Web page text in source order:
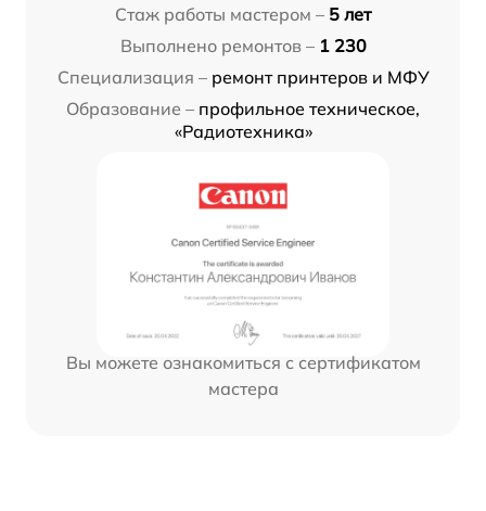
Стаж работы мастером – 5 лет
Выполнено ремонтов – 1 230
Специализация – ремонт принтеров и МФУ
Образование – профильное техническое,
«Радиотехника»
Вы можете ознакомиться с сертификатом
мастера